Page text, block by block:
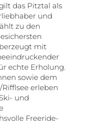
das Pitztal als
und
zu den
mit
echte Erholung.
sowie dem
erleben
und
Freeride-